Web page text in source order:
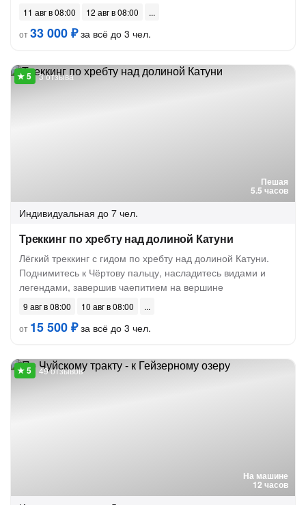
11 авг в 08:00
12 авг в 08:00
от33 000 ₽за всё до 3 чел.
Пешая
5.5 часов
3 отзыва
Индивидуальная до 7 чел.
Треккинг по хребту над долиной Катуни
Лёгкий треккинг с гидом по хребту над долиной Катуни.
Поднимитесь к Чёртову пальцу, насладитесь видами и
легендами, завершив чаепитием на вершине
9 авг в 08:00
10 авг в 08:00
от 15 500 ₽за всё до 3 чел.
На машине
12 часов
49 отзывов